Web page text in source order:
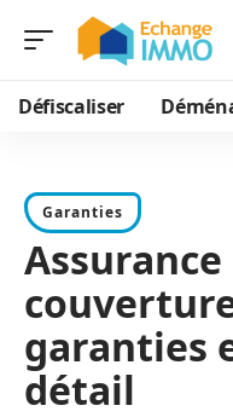
Défiscaliser
Garanties
garanties
détail